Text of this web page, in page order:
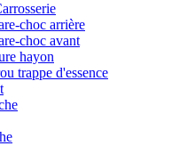
choc arrière
choc avant
hayon
trappe d'essence